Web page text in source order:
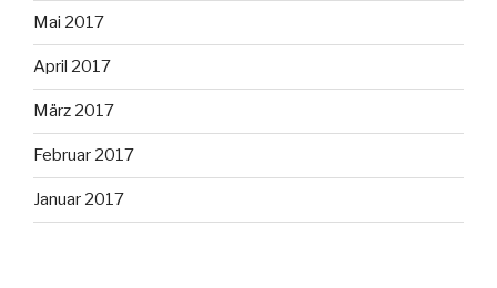
Mai 2017
April 2017
März 2017
Februar 2017
Januar 2017